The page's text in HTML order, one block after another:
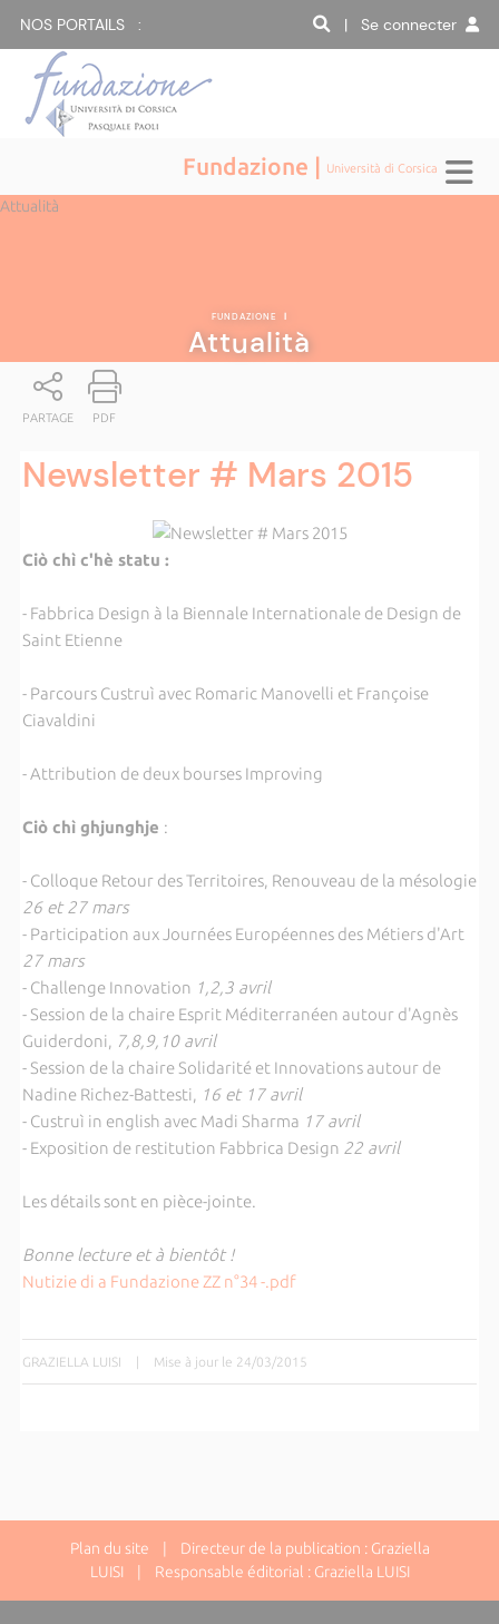
NOS PORTAILS : | Se connecter
Fundazione | Università di Corsica
Attualità
FUNDAZIONE |
Attualità
PARTAGE PDF
Newsletter # Mars 2015
Ciò chì c'hè statu :
- Fabbrica Design à la Biennale Internationale de Design de
Saint Etienne
- Parcours Custruì avec Romaric Manovelli et Françoise
Ciavaldini
- Attribution de deux bourses Improving
Ciò chì ghjunghje :
- Colloque Retour des Territoires, Renouveau de la mésologie
26 et 27 mars
- Participation aux Journées Européennes des Métiers d'Art
27 mars
- Challenge Innovation 1,2,3 avril
- Session de la chaire Esprit Méditerranéen autour d'Agnès
Guiderdoni, 7,8,9,10 avril
- Session de la chaire Solidarité et Innovations autour de
Nadine Richez-Battesti, 16 et 17 avril
- Custruì in english avec Madi Sharma 17 avril
- Exposition de restitution Fabbrica Design 22 avril
Les détails sont en pièce-jointe.
Bonne lecture et à bientôt !
Nutizie di a Fundazione ZZ n°34 -.pdf
GRAZIELLA LUISI | Mise à jour le 24/03/2015
Plan du site | Directeur de la publication : Graziella
LUISI | Responsable éditorial : Graziella LUISI